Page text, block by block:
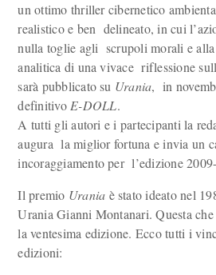
un ottimo thriller cibernetico
realistico e ben delineato, in cui
nulla toglie agli scrupoli morali e alla
analitica di una vivace riflessione
sarà pubblicato su Urania, in
definitivo E-DOLL.
A tutti gli autori e i partecipanti la
augura la miglior fortuna e invia un
incoraggiamento per l’edizione
Il premio Urania è stato ideato nel
Urania Gianni Montanari. Questa che
la ventesima edizione. Ecco tutti i
edizioni: